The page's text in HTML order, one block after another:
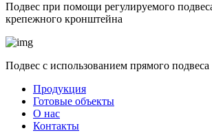
Подвес при помощи регулируемого
крепежного кронштейна
Подвес с использованием прямого подвеса
Продукция
Готовые объекты
О нас
Контакты